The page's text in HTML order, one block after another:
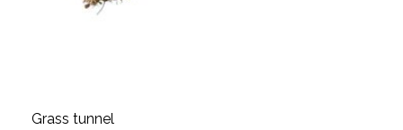
Grass tunnel